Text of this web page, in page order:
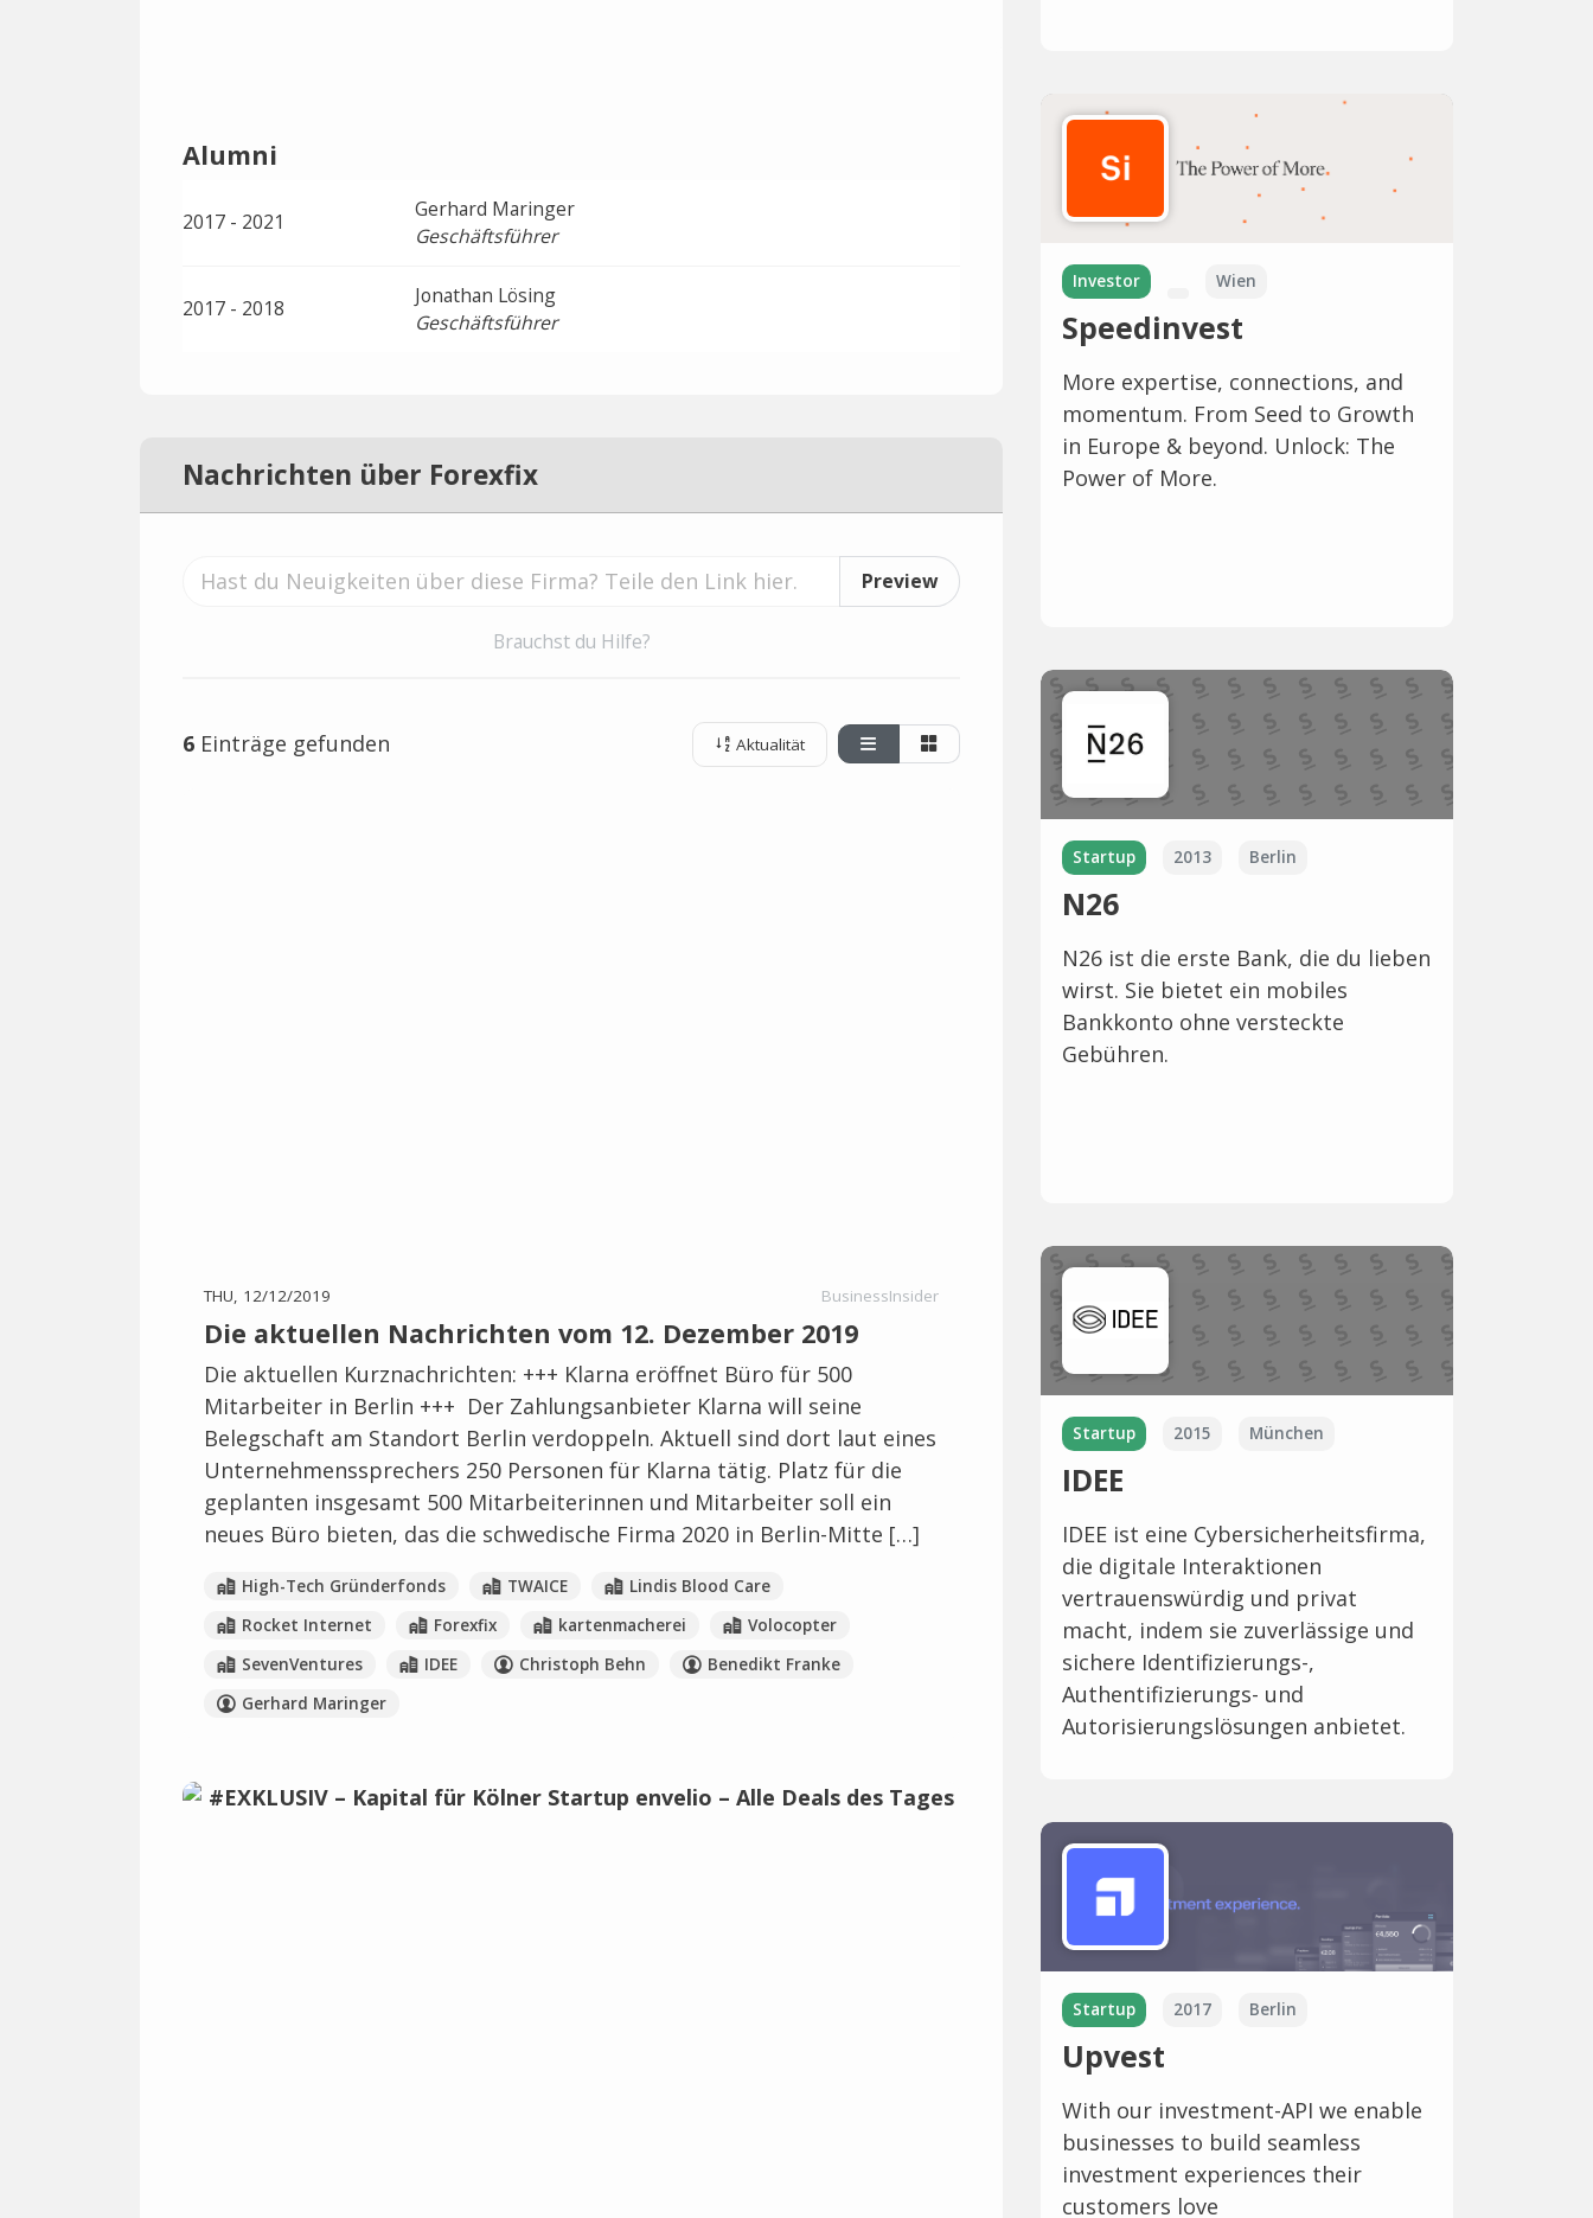
Alumni
2017 - 2021
Gerhard Maringer
Geschäftsführer
2017 - 2018
Jonathan Lösing
Geschäftsführer
Nachrichten über Forexfix
Preview
Brauchst du Hilfe?
6 Einträge gefunden Aktualität
THU, 12/12/2019 BusinessInsider
Die aktuellen Nachrichten vom 12. Dezember 2019
Die aktuellen Kurznachrichten: +++ Klarna eröffnet Büro für 500
Mitarbeiter in Berlin +++ Der Zahlungsanbieter Klarna will seine
Belegschaft am Standort Berlin verdoppeln. Aktuell sind dort laut eines
Unternehmenssprechers 250 Personen für Klarna tätig. Platz für die
geplanten insgesamt 500 Mitarbeiterinnen und Mitarbeiter soll ein
neues Büro bieten, das die schwedische Firma 2020 in Berlin-Mitte […]
High-Tech Gründerfonds TWAICE
Lindis Blood Care
Rocket Internet
Forexfix kartenmacherei
Volocopter
SevenVentures
IDEE Christoph Behn
Benedikt Franke
Gerhard Maringer
Investor Wien
Speedinvest
More expertise, connections, and
momentum. From Seed to Growth
in Europe & beyond. Unlock: The
Power of More.
Startup 2013 Berlin
N26
N26 ist die erste Bank, die du lieben
wirst. Sie bietet ein mobiles
Bankkonto ohne versteckte
Gebühren.
Startup 2015 München
IDEE
IDEE ist eine Cybersicherheitsfirma,
die digitale Interaktionen
vertrauenswürdig und privat
macht, indem sie zuverlässige und
sichere Identifizierungs-,
Authentifizierungs- und
Autorisierungslösungen anbietet.
Startup 2017 Berlin
Upvest
With our investment-API we enable
businesses to build seamless
investment experiences their
customers love